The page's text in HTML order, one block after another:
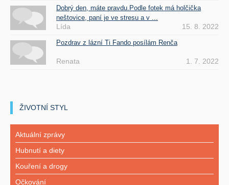
Dobrý den, máte pravdu.Podle fotek má holčička
neštovice, paní je ve stresu a v ...
Lída 15. 8. 2022
Pozdrav z lázní Ti Fando posílám Renča
Renata 1. 7. 2022
ŽIVOTNÍ STYL
Aktuální zprávy
Hubnutí a diety
Kouření a drogy
Očkování